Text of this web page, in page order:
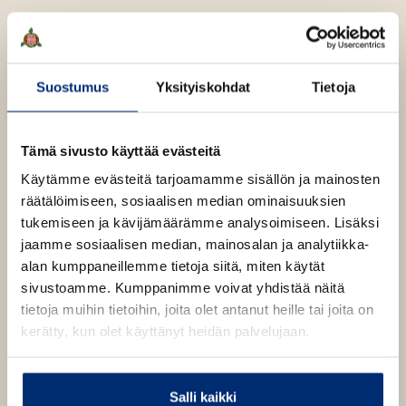
Suostumus Yksityiskohdat Tietoja
Tämä sivusto käyttää evästeitä
Käytämme evästeitä tarjoamamme sisällön ja mainosten
räätälöimiseen, sosiaalisen median ominaisuuksien
tukemiseen ja kävijämäärämme analysoimiseen. Lisäksi
jaamme sosiaalisen median, mainosalan ja analytiikka-
alan kumppaneillemme tietoja siitä, miten käytät
sivustoamme. Kumppanimme voivat yhdistää näitä
tietoja muihin tietoihin, joita olet antanut heille tai joita on
kerätty, kun olet käyttänyt heidän palvelujaan.
Salli kaikki
a
u
u
e
e
n
v
ä
l
i
l
e
t
u
a
u
e
e
n
v
ä
l
i
l
e
t
u
e
a
u
u
t
e
e
n
v
ä
l
l
Jade Haapasalo
Tuuli
Pursiainen
Jade Haapasaloon pirkkalalainen suomentaja,
kirjoittanut ja kääntänyt yli sata teosta aikuisille ja
Tuuli Pursiainenon helsinkiläinen kuvittaja ja
graafikko, jolla on myös pitkä pedagoginen kokemus.